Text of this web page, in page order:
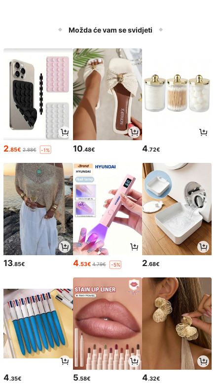
Možda će vam se svidjeti
2.85€ 2.88€ -1% 10.48€ 4.72€
13.85€ 4.53€ 4.79€ -5% 2.68€
4.35€ 5.58€ 4.32€